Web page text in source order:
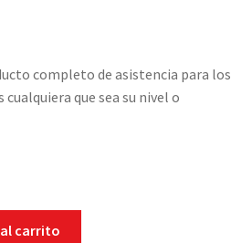
completo de asistencia para los
que sea su nivel o
carrito